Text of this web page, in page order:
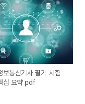
보통신기사 필기 시험
심 요약 pdf